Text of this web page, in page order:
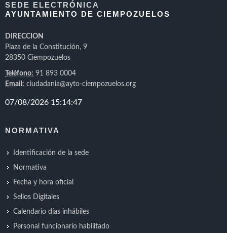
SEDE ELECTRÓNICA
AYUNTAMIENTO DE CIEMPOZUELOS
DIRECCION
Plaza de la Constitución, 9
28350 Ciempozuelos
Teléfono: 91 893 0004
Email: ciudadania@ayto-ciempozuelos.org
NORMATIVA
Identificación de la sede
Normativa
Fecha y hora oficial
Sellos Digitales
Calendario días inhábiles
Personal funcionario habilitado